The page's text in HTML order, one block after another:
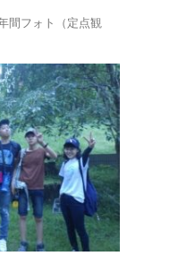
間フォト（定点観